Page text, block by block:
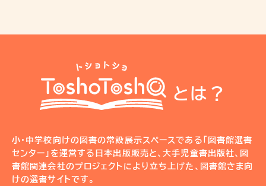
とは？
小・中学校向けの図書の常設展示スペースである「図書館選書
センター」を運営する日本出版販売と、大手児童書出版社、図
書館関連会社のプロジェクトにより立ち上げた、図書館さま向
けの選書サイトです。